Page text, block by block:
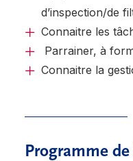
d’inspection/de
Connaitre les
Parrainer, à
Connaitre la
Programme